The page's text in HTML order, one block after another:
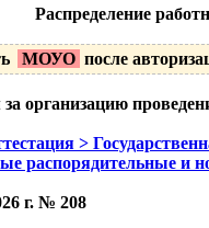
Распределение
МОУО после
организацию
>
распорядительные и
г. № 208